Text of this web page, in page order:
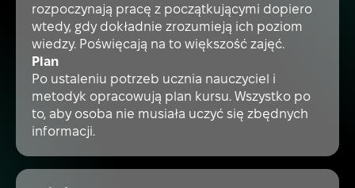
rozpoczynają pracę z początkującymi dopiero
wtedy, gdy dokładnie zrozumieją ich poziom
wiedzy. Poświęcają na to większość zajęć.
Plan
Po ustaleniu potrzeb ucznia nauczyciel i
metodyk opracowują plan kursu. Wszystko po
to, aby osoba nie musiała uczyć się zbędnych
informacji.